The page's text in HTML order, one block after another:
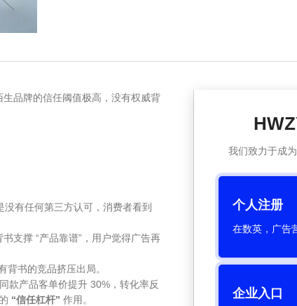
Aglasem
品牌的信任阈值极高，没有权威背
有任何第三方认可，消费者看到
支撑 “产品靠谱”，用户觉得广告再
书的竞品挤压出局。
款产品客单价提升 30%，转化率反
“信任杠杆” 作用。
我们致力于成
个人注册
在数英，广告
企业入口